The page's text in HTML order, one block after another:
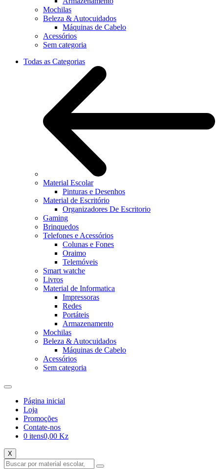
Mochilas
Beleza & Autocuidados
Máquinas de Cabelo
Acessórios
Sem categoria
Todas as Categorias
Material Escolar
Pinturas e Desenhos
Material de Escritório
Organizadores De Escritorio
Gaming
Brinquedos
Telefones e Acessórios
Colunas e Fones
Oraimo
Telemóveis
Smart watche
Livros
Material de Informatica
Impressoras
Redes
Portáteis
Armazenamento
Mochilas
Beleza & Autocuidados
Máquinas de Cabelo
Acessórios
Sem categoria
Página inicial
Loja
Promoções
Contate-nos
0 itens0,00 Kz
X